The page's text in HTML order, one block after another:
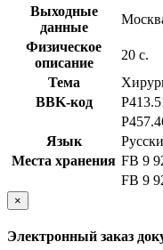
Выходные
данные
Физическое
описание
20 с.
Тема
BBK-код
Язык
Места хранения FB 9
FB 9
×
Электронный заказ